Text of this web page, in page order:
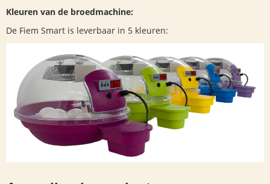
Kleuren van de broedmachine:
De Fiem Smart is leverbaar in 5 kleuren: